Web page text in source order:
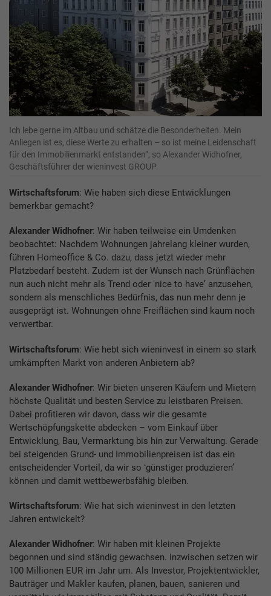
Ich lebe gerne im Altbau und schätze die Besonderheiten. Mein
Anliegen ist es, diese Werte zu erhalten – so ist meine Leidenschaft
für den Immobilienmarkt entstanden“, so Alexander Widhofner,
Geschäftsführer der wieninvest GROUP
Wirtschaftsforum: Wie haben sich diese Entwicklungen
bemerkbar gemacht?
Alexander Widhofner: Wir haben teilweise ein Umdenken
beobachtet: Nachdem Wohnungen jahrelang kleiner wurden,
führen Homeoffice & Co. dazu, dass jetzt wieder mehr
Platzbedarf besteht. Zudem ist der Wunsch nach Grünflächen
nun auch nicht mehr als Trend oder ʻnice to haveʼ anzusehen,
sondern als menschliches Bedürfnis, das nun mehr denn je
ausgeprägt ist. Wohnungen ohne Freiflächen sind kaum noch
verwertbar.
Wirtschaftsforum: Wie hebt sich wieninvest in einem so stark
umkämpften Markt von anderen Anbietern ab?
Alexander Widhofner: Wir bieten unseren Käufern und Mietern
höchste Qualität und besten Service zu leistbaren Preisen.
Dabei profitieren wir davon, dass wir die gesamte
Wertschöpfungskette abdecken – vom Einkauf über
Entwicklung, Bau, Vermarktung bis hin zur Verwaltung. Gerade
bei steigenden Grund- und Immobilienpreisen ist das ein
entscheidender Vorteil, da wir so ʻgünstiger produzierenʼ
können und damit wettbewerbsfähig bleiben.
Wirtschaftsforum: Wie hat sich wieninvest in den letzten
Jahren entwickelt?
Alexander Widhofner: Wir haben mit kleinen Projekte
begonnen und sind ständig gewachsen. Inzwischen setzen wir
100 Millionen EUR im Jahr um. Als Investor, Projektentwickler,
Bauträger und Makler kaufen, planen, bauen, sanieren und